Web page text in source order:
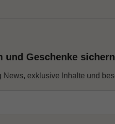
und Geschenke
exklusive Inhalte und